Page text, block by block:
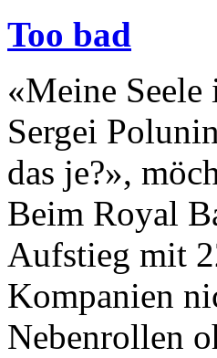
Too bad
«Meine
Sergei
das je?»,
Beim Royal
Aufstieg mit
Kompanien
Nebenrollen